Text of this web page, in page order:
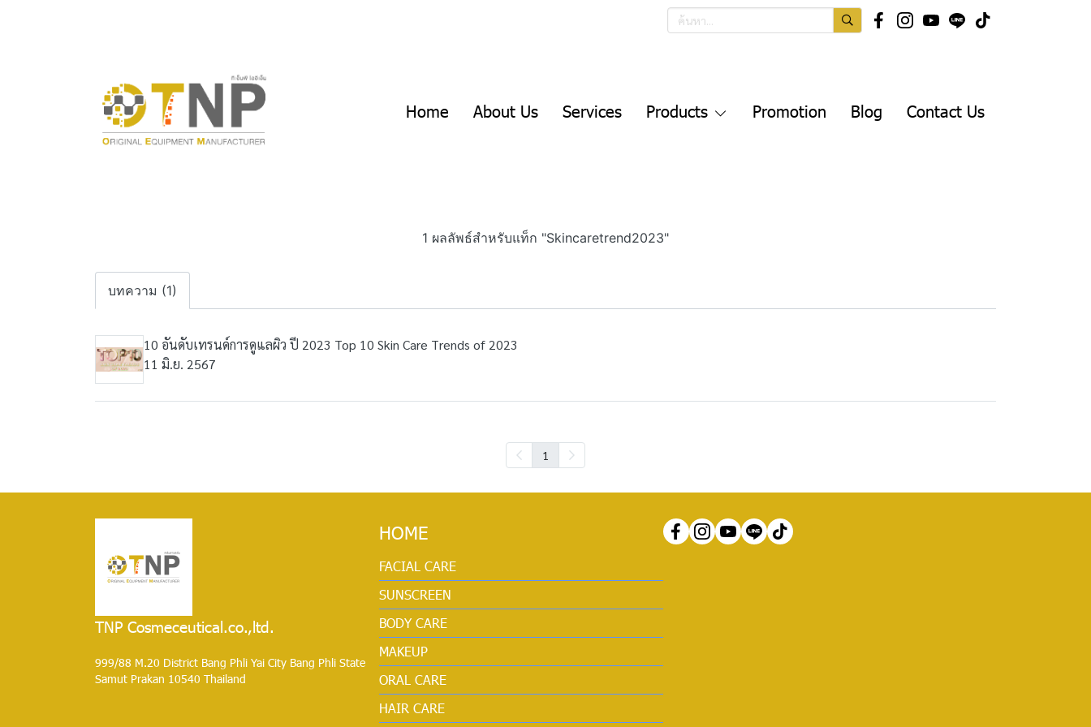
Home About Us Services Products Promotion Blog Contact Us
1 ผลลัพธ์สำหรับแท็ก "Skincaretrend2023"
บทความ (1)
10 อันดับเทรนด์การดูแลผิว ปี 2023 Top 10 Skin Care Trends of 2023
11 มิ.ย. 2567
1
TNP Cosmeceutical.co.,ltd.
999/88 M.20 District Bang Phli Yai City Bang Phli State
Samut Prakan 10540 Thailand
HOME
FACIAL CARE
SUNSCREEN
BODY CARE
MAKEUP
ORAL CARE
HAIR CARE